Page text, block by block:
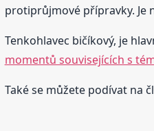
protiprůjmové přípravky. Je
Tenkohlavec bičíkový, je
momentů souvisejících s
Také se můžete podívat na